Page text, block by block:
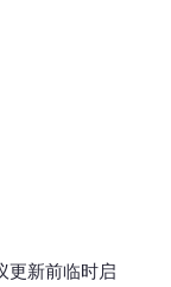
更新前临时启